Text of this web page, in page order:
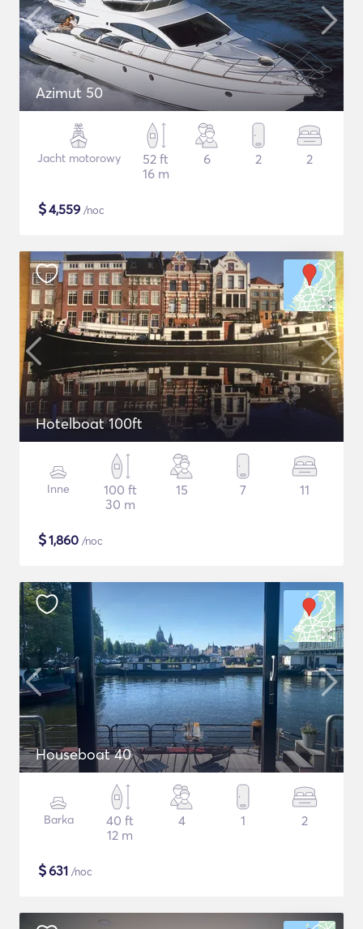
Azimut 50
Jacht motorowy
52 ft
16 m
6 2 2
$4,559 /noc
Hotelboat 100ft
Inne
100 ft
30 m
15 7 11
$1,860 /noc
Houseboat 40
Barka
40 ft
12 m
4 1 2
$631 /noc